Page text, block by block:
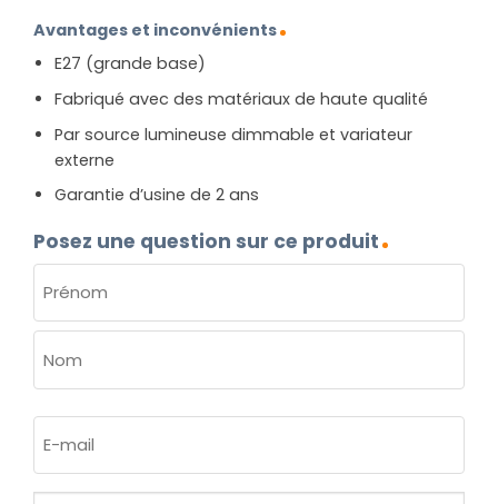
Avantages et inconvénients
E27 (grande base)
Fabriqué avec des matériaux de haute qualité
Par source lumineuse dimmable et variateur
externe
Garantie d’usine de 2 ans
Posez une question sur ce produit
(NÉCESSAIRE)
Prénom
mail